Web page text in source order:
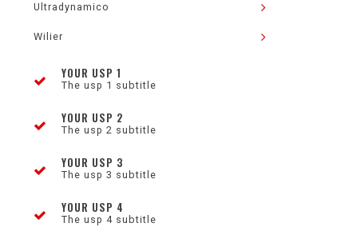
Ultradynamico
Wilier
YOUR USP 1
The usp 1 subtitle
YOUR USP 2
The usp 2 subtitle
YOUR USP 3
The usp 3 subtitle
YOUR USP 4
The usp 4 subtitle